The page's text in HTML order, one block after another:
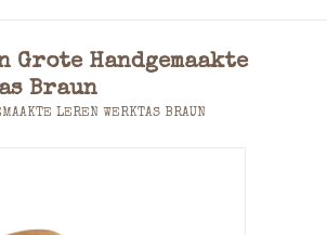
Handgemaakte
Braun
LEREN WERKTAS BRAUN